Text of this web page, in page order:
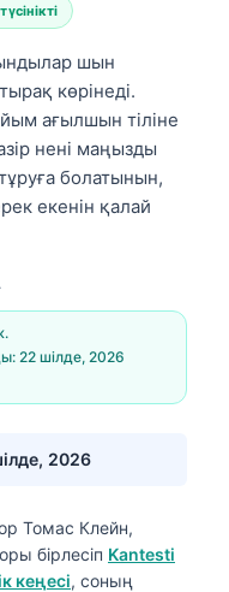
шын
көрінеді.
ағылшын тіліне
нені маңызды
болатынын,
екенін қалай
22 шілде, 2026
2026
Томас Клейн,
бірлесіп Kantesti
кеңесі, соның